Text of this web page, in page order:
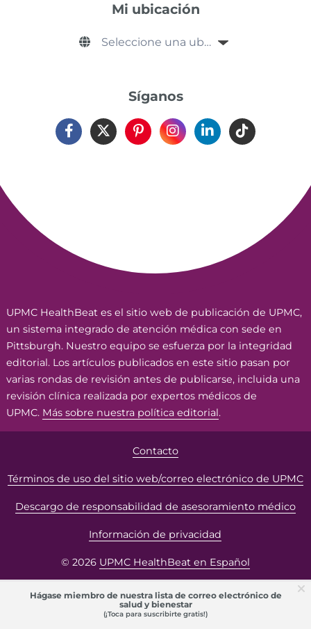
Mi ubicación
Síganos
UPMC HealthBeat es el sitio web de publicación de UPMC,
un sistema integrado de atención médica con sede en
Pittsburgh. Nuestro equipo se esfuerza por la integridad
editorial. Los artículos publicados en este sitio pasan por
varias rondas de revisión antes de publicarse, incluida una
revisión clínica realizada por expertos médicos de
UPMC. Más sobre nuestra política editorial.
Contacto
Términos de uso del sitio web/correo electrónico de UPMC
Descargo de responsabilidad de asesoramiento médico
Información de privacidad
© 2026 UPMC HealthBeat en Español
Hágase miembro de nuestra lista de correo electrónico de
salud y bienestar
(¡Toca para suscribirte gratis!)